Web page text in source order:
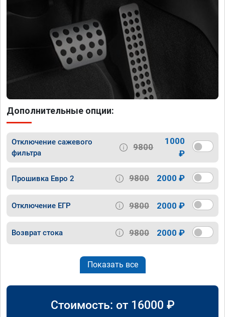
Дополнительные опции:
Отключение сажевого
фильтра
9800
1000
₽
Прошивка Евро 2 9800 2000 ₽
Отключение ЕГР 9800 2000 ₽
Возврат стока 9800 2000 ₽
Показать все
Стоимость: от 16000 ₽